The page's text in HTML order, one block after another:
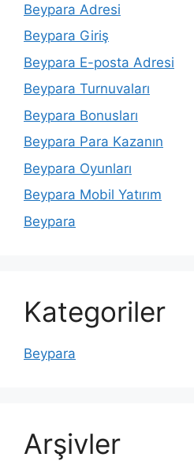
Beypara Adresi
Beypara Giriş
Beypara E-posta Adresi
Beypara Turnuvaları
Beypara Bonusları
Beypara Para Kazanın
Beypara Oyunları
Beypara Mobil Yatırım
Beypara
Kategoriler
Beypara
Arşivler